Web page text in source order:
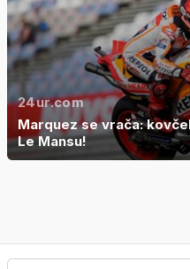
24ur.com
Marquez se vrača:
Le Mansu!